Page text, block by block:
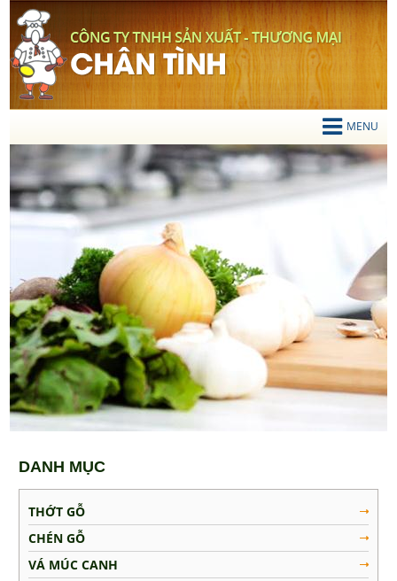
MENU
DANH MỤC
THỚT GỖ
CHÉN GỖ
VÁ MÚC CANH
TIẾNG VIỆT
TRANG CHỦ
GIỚI THIỆU
SẢN PHẨM
Thớt Gỗ
Chén Gỗ
Vá Múc Canh
Xẻng Xào Gỗ
Gạt Tàn
Muỗng Gỗ
Dĩa Gỗ
Đũa Gỗ
Khay Gỗ